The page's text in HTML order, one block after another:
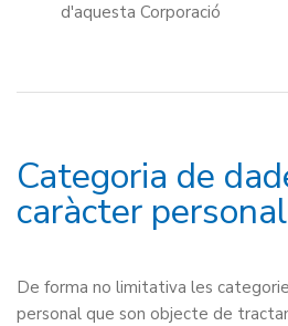
d'aquesta Corporació
Categoria de
caràcter
De forma no limitativa les
personal que son objecte de